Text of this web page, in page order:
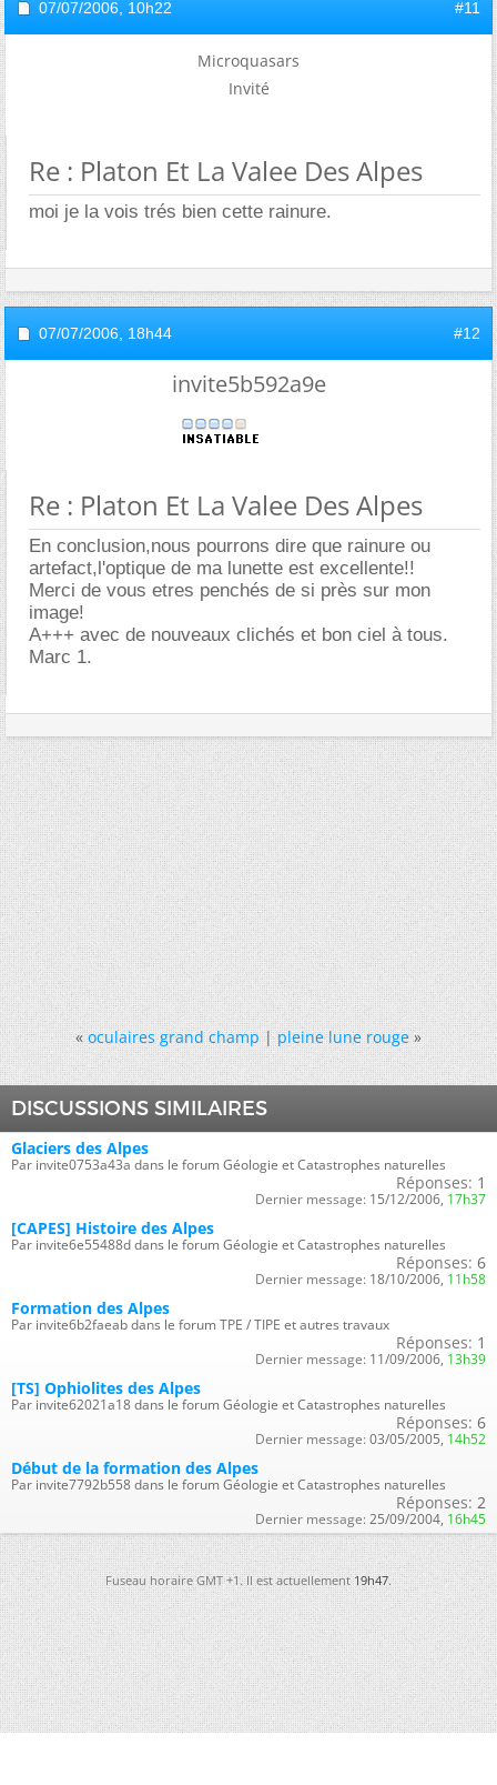
07/07/2006, 10h22 #11
Microquasars
Invité
Re : Platon Et La Valee Des Alpes
moi je la vois trés bien cette rainure.
07/07/2006, 18h44 #12
invite5b592a9e
Re : Platon Et La Valee Des Alpes
En conclusion,nous pourrons dire que rainure ou
artefact,l'optique de ma lunette est excellente!!
Merci de vous etres penchés de si près sur mon
image!
A+++ avec de nouveaux clichés et bon ciel à tous.
Marc 1.
« oculaires grand champ|pleine lune rouge »
DISCUSSIONS SIMILAIRES
Glaciers des Alpes
Par invite0753a43a dans le forum Géologie et Catastrophes naturelles
Réponses: 1
Dernier message: 15/12/2006, 17h37
[CAPES] Histoire des Alpes
Par invite6e55488d dans le forum Géologie et Catastrophes naturelles
Réponses: 6
Dernier message: 18/10/2006, 11h58
Formation des Alpes
Par invite6b2faeab dans le forum TPE / TIPE et autres travaux
Réponses: 1
Dernier message: 11/09/2006, 13h39
[TS] Ophiolites des Alpes
Par invite62021a18 dans le forum Géologie et Catastrophes naturelles
Réponses: 6
Dernier message: 03/05/2005, 14h52
Début de la formation des Alpes
Par invite7792b558 dans le forum Géologie et Catastrophes naturelles
Réponses: 2
Dernier message: 25/09/2004, 16h45
Fuseau horaire GMT +1. Il est actuellement19h47.